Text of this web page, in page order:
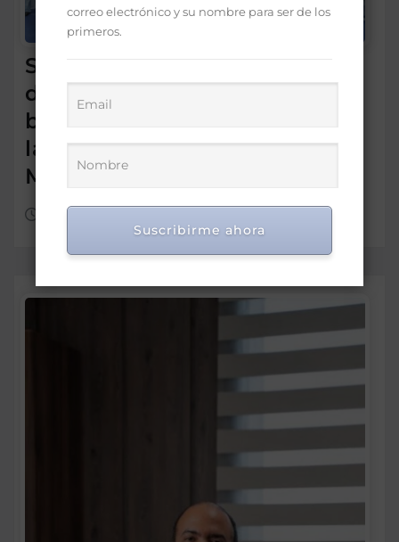
Supérate promueve el
diálogo con familias
beneficiarias para fortalecer
la protección social en Hato
Mayor
Ago 8, 2026
correo electrónico y su nombre para ser de los
primeros.
Suscribirme ahora